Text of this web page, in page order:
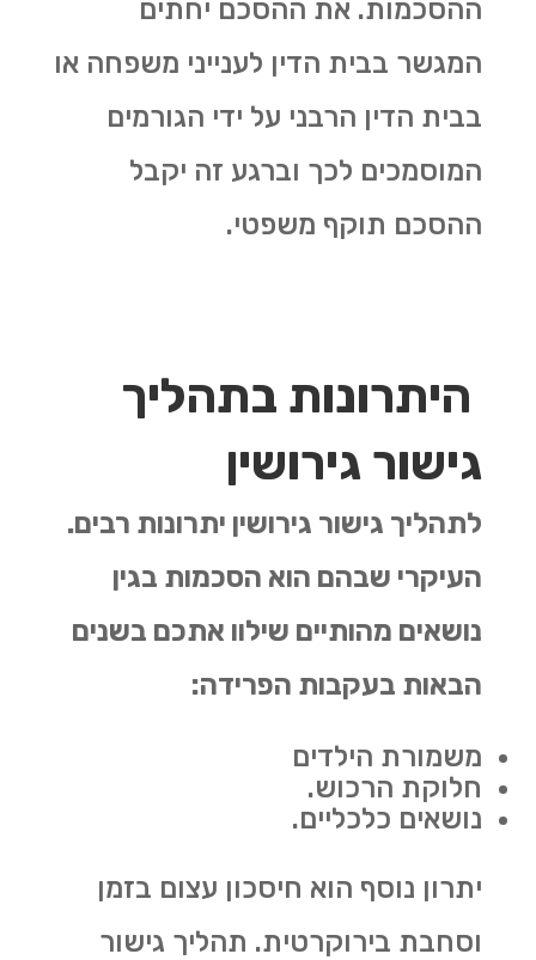
ההסכמות. את ההסכם יחתים
המגשר בבית הדין לענייני משפחה או
בבית הדין הרבני על ידי הגורמים
המוסמכים לכך וברגע זה יקבל
ההסכם תוקף משפטי.
היתרונות בתהליך
גישור גירושין
לתהליך גישור גירושין יתרונות רבים.
העיקרי שבהם הוא הסכמות בגין
נושאים מהותיים שילוו אתכם בשנים
הבאות בעקבות הפרידה:
משמורת הילדים
חלוקת הרכוש.
נושאים כלכליים.
יתרון נוסף הוא חיסכון עצום בזמן
וסחבת בירוקרטית. תהליך גישור